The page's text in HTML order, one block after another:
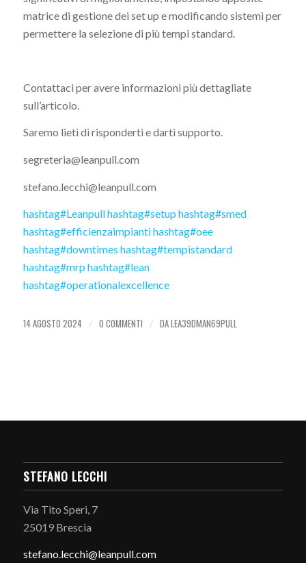
matrice di gestione dei set up e modificando sistemi per
permettere la selezione di più tempi standard.
Contattaci per avere informazioni più dettagliate
sull’articolo.
Saremo lieti di risponderti e darti supporto.
segreteria@leanpull.com
stefano.lecchi@leanpull.com
hashtag#Leanpullhashtag#setup hashtag#smed
hashtag#efficienzaimpiantihashtag#oee
hashtag#downtimes hashtag#tempistandard
hashtag#mrp hashtag#lean
hashtag#operationalexcellence
14 AGOSTO 2024 / 0 COMMENTI / DALEA39DMAN69PULL
STEFANO LECCHI
Via Tito Speri, 7
25019 Brescia
stefano.lecchi@leanpull.com